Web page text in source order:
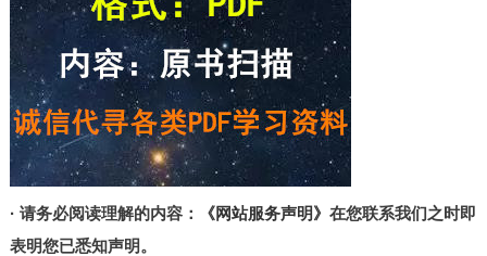
· 请务必阅读理解的内容： 《网站服务声明》 在您联系我们之时即
表明您已悉知声明。